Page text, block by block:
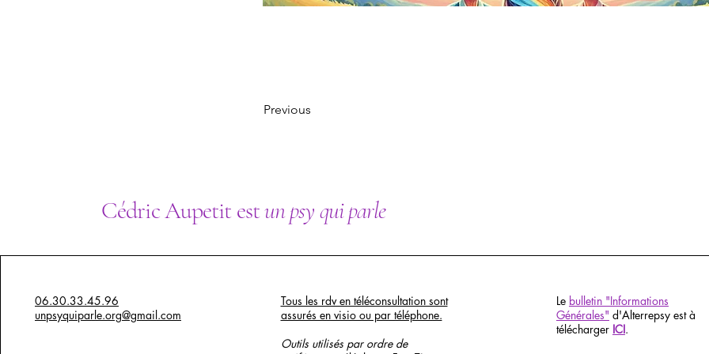
Previous
Cédric Aupetit estun psy qui parle
06.30.33.45.96
unpsyquiparle.org@gmail.com
Tous les rdv en téléconsultation sont
assurés en visio ou par téléphone.
Outils utilisés par ordre de
Le bulletin "Informations
Générales" d'Alterrepsy est à
télécharger ICI.